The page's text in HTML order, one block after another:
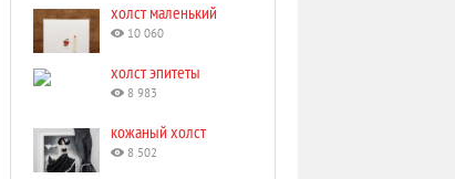
холст маленький
10 060
холст эпитеты
8 983
кожаный холст
8 502